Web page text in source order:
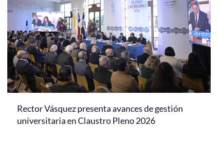
Rector Vásquez presenta avances de gestión
universitaria en Claustro Pleno 2026